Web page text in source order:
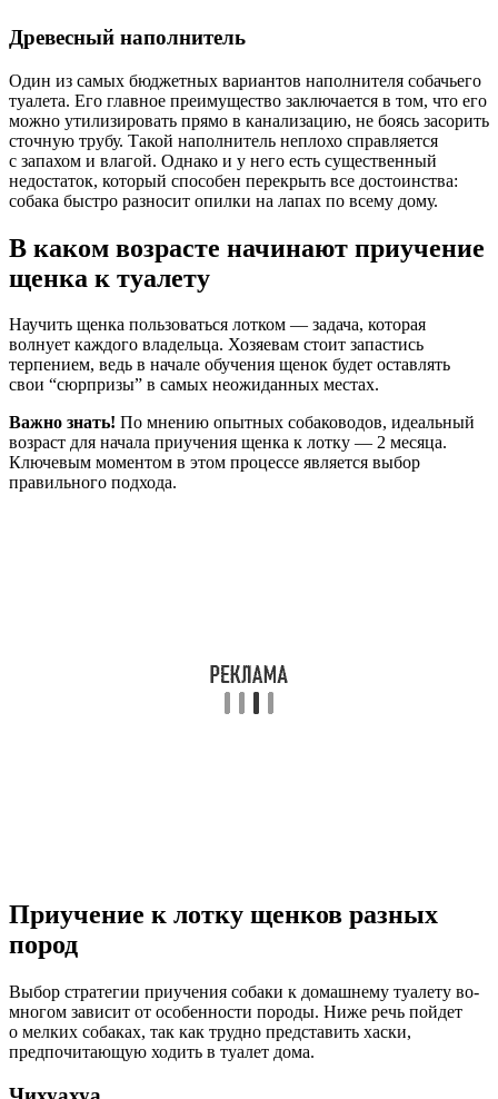
Древесный наполнитель
Один из самых бюджетных вариантов наполнителя собачьего
туалета. Его главное преимущество заключается в том, что его
можно утилизировать прямо в канализацию, не боясь засорить
сточную трубу. Такой наполнитель неплохо справляется
с запахом и влагой. Однако и у него есть существенный
недостаток, который способен перекрыть все достоинства:
собака быстро разносит опилки на лапах по всему дому.
В каком возрасте начинают приучение
щенка к туалету
Научить щенка пользоваться лотком — задача, которая
волнует каждого владельца. Хозяевам стоит запастись
терпением, ведь в начале обучения щенок будет оставлять
свои “сюрпризы” в самых неожиданных местах.
Важно знать! По мнению опытных собаководов, идеальный
возраст для начала приучения щенка к лотку — 2 месяца.
Ключевым моментом в этом процессе является выбор
правильного подхода.
Приучение к лотку щенков разных
пород
Выбор стратегии приучения собаки к домашнему туалету во-
многом зависит от особенности породы. Ниже речь пойдет
о мелких собаках, так как трудно представить хаски,
предпочитающую ходить в туалет дома.